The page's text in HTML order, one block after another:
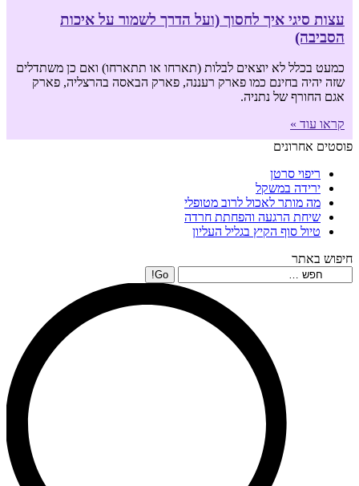
עצות סיגי איך לחסוך (ועל הדרך לשמור על איכות
הסביבה)
כמעט בכלל לא יוצאים לבלות (תארחו או תתארחו) ואם כן משתדלים
שזה יהיה בחינם כמו פארק רעננה, פארק הבאסה בהרצליה, פארק
אגם החורף של נתניה.
קראו עוד »
פוסטים אחרונים
ריפוי סרטן
ירידה במשקל
מה מותר לאכול לרוב מטופלי
שיחת הרגעה והפחתת חרדה
טיול סוף הקיץ בגליל העליון
חיפוש באתר
Search: